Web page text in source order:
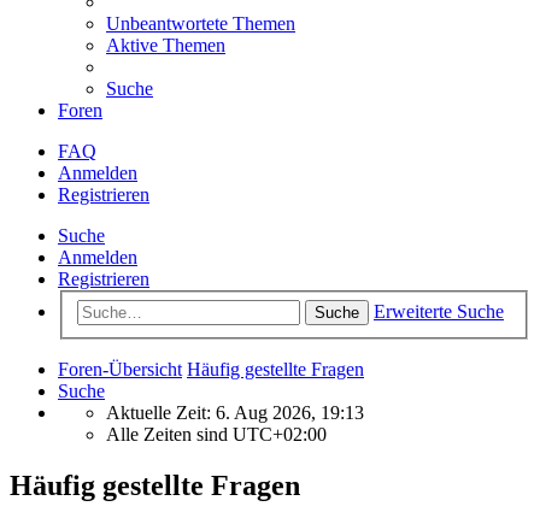
Unbeantwortete Themen
Aktive Themen
Suche
Foren
FAQ
Anmelden
Registrieren
Suche
Anmelden
Registrieren
Suche Erweiterte Suche
Foren-Übersicht Häufig gestellte Fragen
Suche
Aktuelle Zeit: 6. Aug 2026, 19:13
Alle Zeiten sind UTC+02:00
Häufig gestellte Fragen